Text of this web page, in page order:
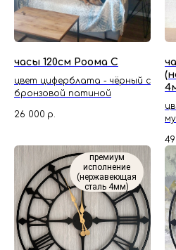
часы 120см Роома С
цвет циферблата - чёрный с
бронзовой патиной
26 000 р.
премиум
исполнение
(нержавеющая
сталь 4мм)